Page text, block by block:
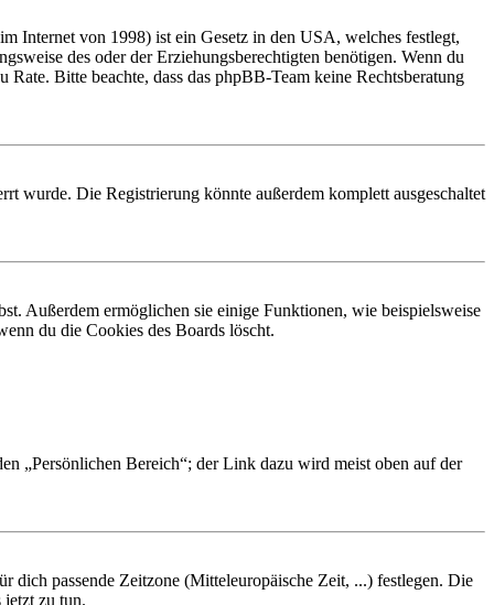
Internet von 1998) ist ein Gesetz in den USA, welches festlegt,
des oder der Erziehungsberechtigten benötigen. Wenn du
Bitte beachte, dass das phpBB-Team keine Rechtsberatung
wurde. Die Registrierung könnte außerdem komplett ausgeschaltet
Außerdem ermöglichen sie einige Funktionen, wie beispielsweise
du die Cookies des Boards löscht.
„Persönlichen Bereich“; der Link dazu wird meist oben auf der
dich passende Zeitzone (Mitteleuropäische Zeit, ...) festlegen. Die
jetzt zu tun.